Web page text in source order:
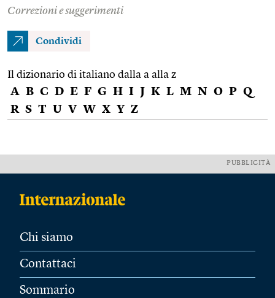
Correzioni e suggerimenti
Condividi
Il dizionario di italiano dalla a alla z
A B C D E F G H I J K L M N O P Q
R S T U V W X Y Z
PUBBLICITÀ
Chi siamo
Contattaci
Sommario